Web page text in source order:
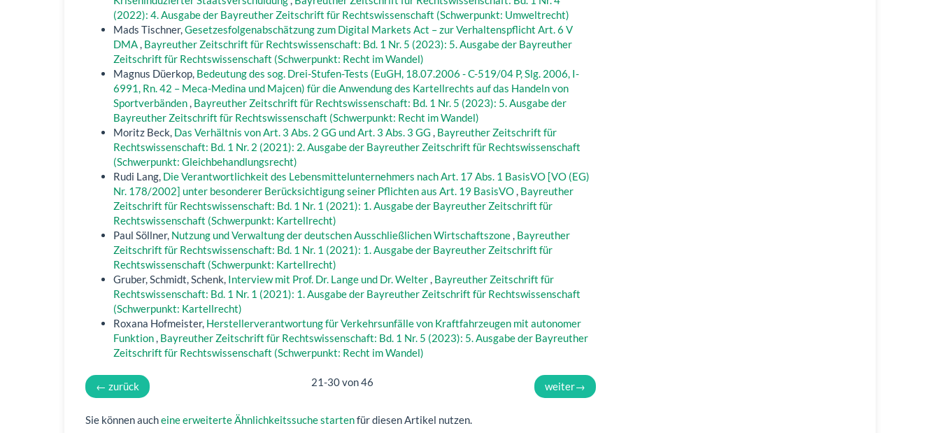
(2022): 4. Ausgabe der Bayreuther Zeitschrift für Rechtswissenschaft (Schwerpunkt: Umweltrecht)
Mads Tischner,Gesetzesfolgenabschätzung zum Digital Markets Act – zur Verhaltenspflicht Art. 6 V
DMA, Bayreuther Zeitschrift für Rechtswissenschaft: Bd. 1 Nr. 5 (2023): 5. Ausgabe der Bayreuther
Zeitschrift für Rechtswissenschaft (Schwerpunkt: Recht im Wandel)
Magnus Düerkop, Bedeutung des sog. Drei-Stufen-Tests (EuGH, 18.07.2006 - C-519/04 P, Slg. 2006, I-
6991, Rn. 42 – Meca-Medina und Majcen) für die Anwendung des Kartellrechts auf das Handeln von
Sportverbänden, Bayreuther Zeitschrift für Rechtswissenschaft: Bd. 1 Nr. 5 (2023): 5. Ausgabe der
Bayreuther Zeitschrift für Rechtswissenschaft (Schwerpunkt: Recht im Wandel)
Moritz Beck, Das Verhältnis von Art. 3 Abs. 2 GG und Art. 3 Abs. 3 GG , Bayreuther Zeitschrift für
Rechtswissenschaft: Bd. 1 Nr. 2 (2021): 2. Ausgabe der Bayreuther Zeitschrift für Rechtswissenschaft
(Schwerpunkt: Gleichbehandlungsrecht)
Rudi Lang, Die Verantwortlichkeit des Lebensmittelunternehmers nach Art. 17 Abs. 1 BasisVO [VO (EG)
Nr. 178/2002] unter besonderer Berücksichtigung seiner Pflichten aus Art. 19 BasisVO, Bayreuther
Zeitschrift für Rechtswissenschaft: Bd. 1 Nr. 1 (2021): 1. Ausgabe der Bayreuther Zeitschrift für
Rechtswissenschaft (Schwerpunkt: Kartellrecht)
Paul Söllner, Nutzung und Verwaltung der deutschen Ausschließlichen Wirtschaftszone, Bayreuther
Zeitschrift für Rechtswissenschaft: Bd. 1 Nr. 1 (2021): 1. Ausgabe der Bayreuther Zeitschrift für
Rechtswissenschaft (Schwerpunkt: Kartellrecht)
Gruber, Schmidt, Schenk, Interview mit Prof. Dr. Lange und Dr. Welter, Bayreuther Zeitschrift für
Rechtswissenschaft: Bd. 1 Nr. 1 (2021): 1. Ausgabe der Bayreuther Zeitschrift für Rechtswissenschaft
(Schwerpunkt: Kartellrecht)
Roxana Hofmeister, Herstellerverantwortung für Verkehrsunfälle von Kraftfahrzeugen mit autonomer
Funktion, Bayreuther Zeitschrift für Rechtswissenschaft: Bd. 1 Nr. 5 (2023): 5. Ausgabe der Bayreuther
Zeitschrift für Rechtswissenschaft (Schwerpunkt: Recht im Wandel)
← zurück 21-30 von 46 weiter→
Sie können aucheine erweiterte Ähnlichkeitssuche startenfür diesen Artikel nutzen.